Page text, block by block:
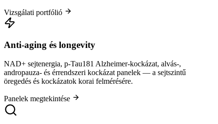
Vizsgálati portfólió
Anti-aging és longevity
NAD+ sejtenergia, p-Tau181 Alzheimer-kockázat, alvás-,
andropauza- és érrendszeri kockázat panelek — a sejtszintű
öregedés és kockázatok korai felmérésére.
Panelek megtekintése